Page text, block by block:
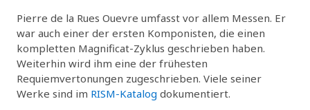
Pierre de la Rues Ouevre umfasst vor allem Messen. Er
war auch einer der ersten Komponisten, die einen
kompletten Magnificat-Zyklus geschrieben haben.
Weiterhin wird ihm eine der frühesten
Requiemvertonungen zugeschrieben. Viele seiner
Werke sind im RISM-Katalog dokumentiert.